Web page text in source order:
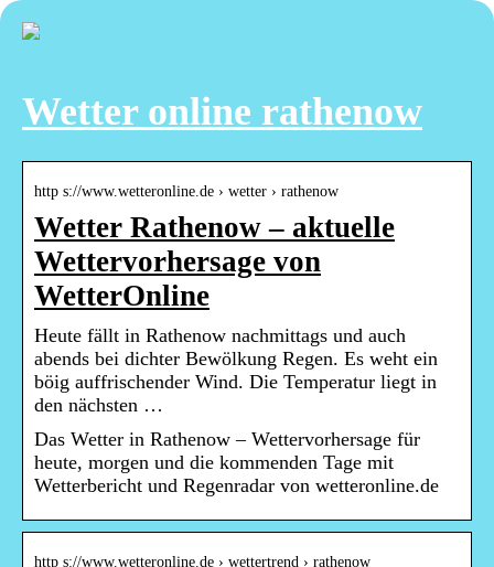
Wetter online rathenow
http s://www.wetteronline.de › wetter › rathenow
Wetter Rathenow – aktuelle
Wettervorhersage von
WetterOnline
Heute fällt in Rathenow nachmittags und auch
abends bei dichter Bewölkung Regen. Es weht ein
böig auffrischender Wind. Die Temperatur liegt in
den nächsten …
Das Wetter in Rathenow – Wettervorhersage für
heute, morgen und die kommenden Tage mit
Wetterbericht und Regenradar von wetteronline.de
http s://www.wetteronline.de › wettertrend › rathenow